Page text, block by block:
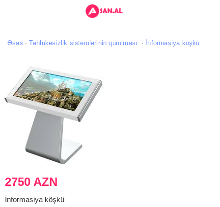
Əsas Təhlükəsizlik sistemlərinin qurulması İnformasiya köşkü
2750 AZN
İnformasiya köşkü